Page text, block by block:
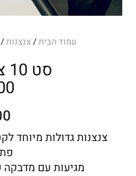
עמוד הבית/ צנצנות/ סט
סט 10 צנצנות זכוכית
צנצנות גדולות מיוחד
מגיעות עם